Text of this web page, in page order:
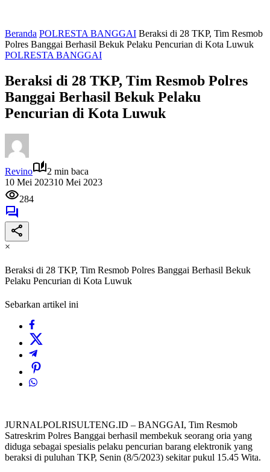
Beranda POLRESTA BANGGAI Beraksi di 28 TKP, Tim Resmob
Polres Banggai Berhasil Bekuk Pelaku Pencurian di Kota Luwuk
POLRESTA BANGGAI
Beraksi di 28 TKP, Tim Resmob Polres
Banggai Berhasil Bekuk Pelaku
Pencurian di Kota Luwuk
Revino
2 min baca
10 Mei 202310 Mei 2023
284
×
Beraksi di 28 TKP, Tim Resmob Polres Banggai Berhasil Bekuk
Pelaku Pencurian di Kota Luwuk
Sebarkan artikel ini
JURNALPOLRISULTENG.ID – BANGGAI, Tim Resmob
Satreskrim Polres Banggai berhasil membekuk seorang oria yang
diduga sebagai spesialis pelaku pencurian barang elektronik yang
beraksi di puluhan TKP, Senin (8/5/2023) sekitar pukul 15.45 Wita.